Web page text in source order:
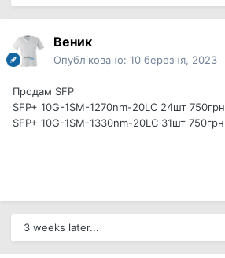
Веник
Опубліковано: 10 березня, 2023
Продам SFP
SFP+ 10G-1SM-1270nm-20LC 24шт 750грн
SFP+ 10G-1SM-1330nm-20LC 31шт 750грн
3 weeks later...